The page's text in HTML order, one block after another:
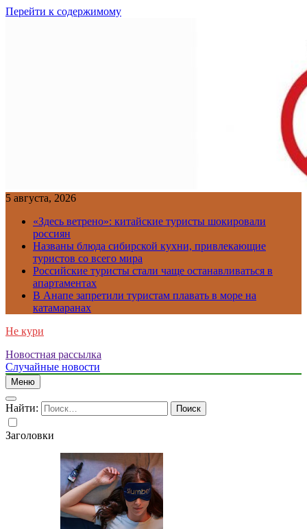
Перейти к содержимому
5 августа, 2026
«Здесь ветрено»: китайские туристы шокировали
россиян
Названы блюда сибирской кухни, привлекающие
туристов со всего мира
Российские туристы стали чаще останавливаться в
апартаментах
В Анапе запретили туристам плавать в море на
катамаранах
Не кури
Новостная рассылка
Случайные новости
Меню
Найти:
Заголовки